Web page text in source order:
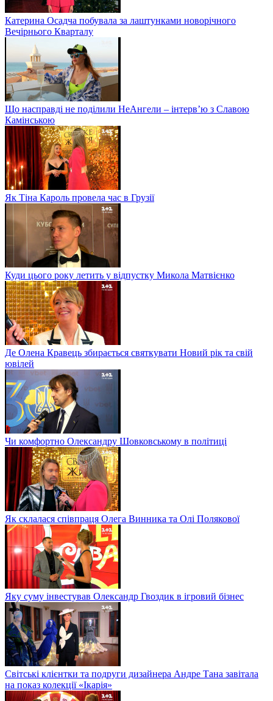
Катерина Осадча побувала за лаштунками новорічного
Вечірнього Кварталу
Що насправді не поділили НеАнгели – інтерв’ю з Славою
Камінською
Як Тіна Кароль провела час в Грузії
Куди цього року летить у відпустку Микола Матвієнко
Де Олена Кравець збирається святкувати Новий рік та свій
ювілей
Чи комфортно Олександру Шовковському в політиці
Як склалася співпраця Олега Винника та Олі Полякової
Яку суму інвестував Олександр Гвоздик в ігровий бізнес
Світські клієнтки та подруги дизайнера Андре Тана завітала
на показ колекції «Ікарія»